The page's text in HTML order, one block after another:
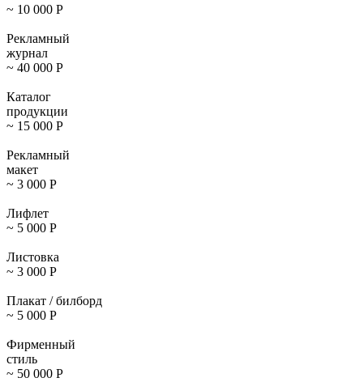
~ 10 000 Р
Рекламный
журнал
~ 40 000 Р
Каталог
продукции
~ 15 000 Р
Рекламный
макет
~ 3 000 Р
Лифлет
~ 5 000 Р
Листовка
~ 3 000 Р
Плакат / билборд
~ 5 000 Р
Фирменный
стиль
~ 50 000 Р